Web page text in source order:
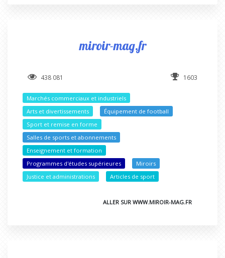
miroir-mag.fr
438 081 1603
Marchés commerciaux et industriels
Arts et divertissements
Équipement de football
Sport et remise en forme
Salles de sports et abonnements
Enseignement et formation
Programmes d'études supérieures
Miroirs
Justice et administrations
Articles de sport
ALLER SUR WWW.MIROIR-MAG.FR